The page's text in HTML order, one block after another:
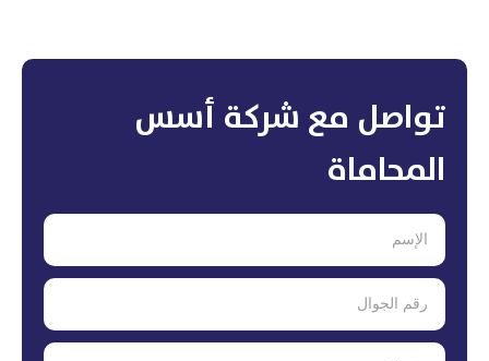
تواصل مع شركة أسس
المحاماة